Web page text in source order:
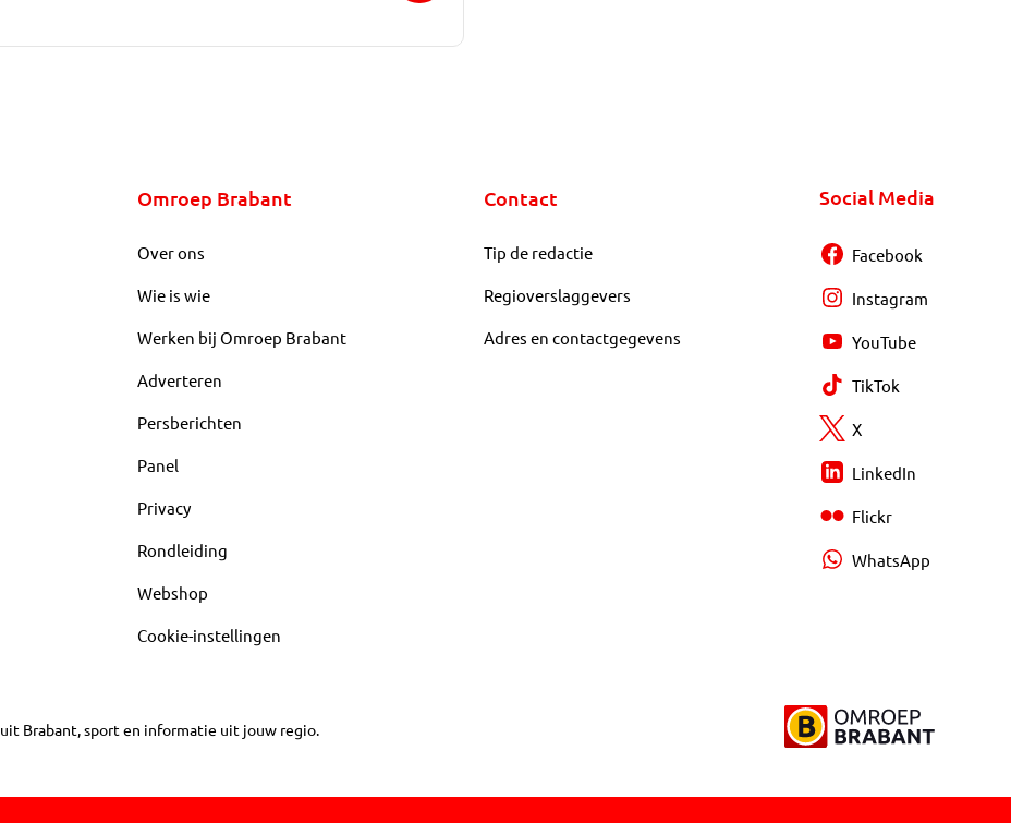
Omroep Brabant
Over ons
Wie is wie
Werken bij Omroep Brabant
Adverteren
Persberichten
Panel
Privacy
Rondleiding
Webshop
Cookie-instellingen
Contact
Tip de redactie
Regioverslaggevers
Adres en contactgegevens
Social Media
Facebook
Instagram
YouTube
TikTok
X
LinkedIn
Flickr
WhatsApp
Brabant, sport en informatie uit jouw regio.